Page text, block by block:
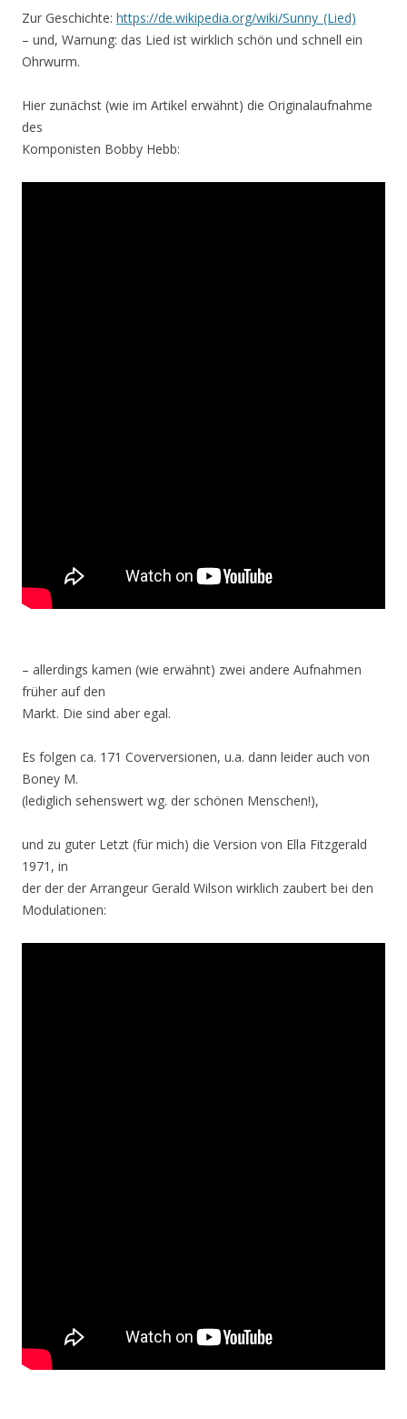
Zur Geschichte: https://de.wikipedia.org/wiki/Sunny_(Lied)
– und, Warnung: das Lied ist wirklich schön und schnell ein
Ohrwurm.
Hier zunächst (wie im Artikel erwähnt) die Originalaufnahme
des
Komponisten Bobby Hebb:
– allerdings kamen (wie erwähnt) zwei andere Aufnahmen
früher auf den
Markt. Die sind aber egal.
Es folgen ca. 171 Coverversionen, u.a. dann leider auch von
Boney M.
(lediglich sehenswert wg. der schönen Menschen!),
und zu guter Letzt (für mich) die Version von Ella Fitzgerald
1971, in
der der der Arrangeur Gerald Wilson wirklich zaubert bei den
Modulationen: